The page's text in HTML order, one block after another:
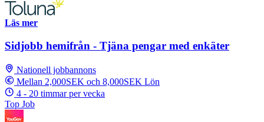
Läs mer
Sidjobb hemifrån - Tjäna pengar med enkäter
Nationell jobbannons
Mellan 2,000SEK och 8,000SEK Lön
4 - 20 timmar per vecka
Top Job